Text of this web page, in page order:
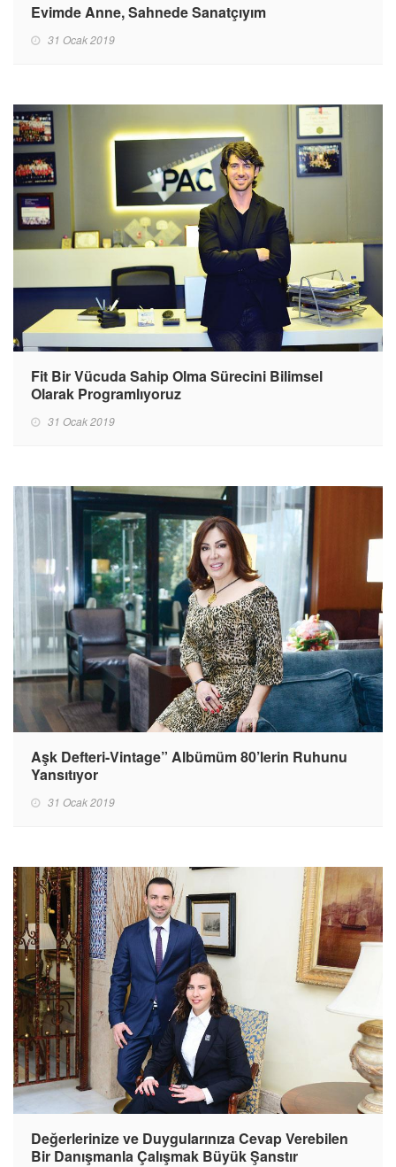
Evimde Anne, Sahnede Sanatçıyım
31 Ocak 2019
Fit Bir Vücuda Sahip Olma Sürecini Bilimsel
Olarak Programlıyoruz
31 Ocak 2019
Aşk Defteri-Vintage” Albümüm 80’lerin Ruhunu
Yansıtıyor
31 Ocak 2019
Değerlerinize ve Duygularınıza Cevap Verebilen
Bir Danışmanla Çalışmak Büyük Şanstır